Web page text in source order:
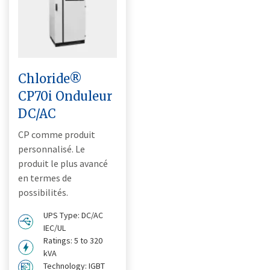
Chloride®
CP70i Onduleur
DC/AC
CP comme produit
personnalisé. Le
produit le plus avancé
en termes de
possibilités.
UPS Type: DC/AC
IEC/UL
Ratings: 5 to 320
kVA
Technology: IGBT